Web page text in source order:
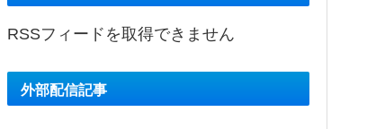
RSSフィードを取得できません
外部配信記事